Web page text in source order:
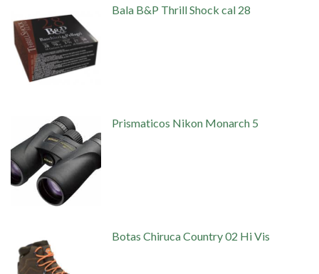
Bala B&P Thrill Shock cal 28
Prismaticos Nikon Monarch 5
Botas Chiruca Country 02 Hi Vis